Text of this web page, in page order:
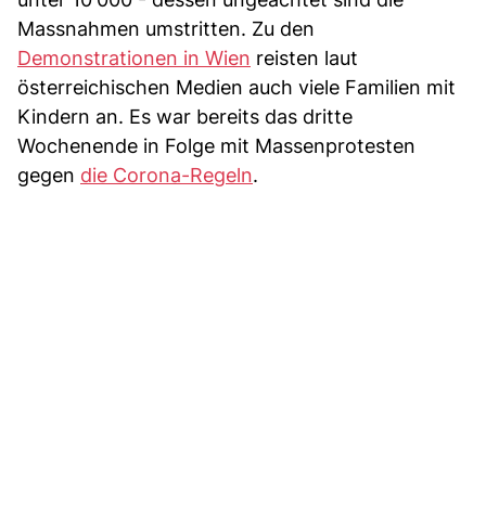
Massnahmen umstritten. Zu den
Demonstrationen in Wien reisten laut
österreichischen Medien auch viele Familien mit
Kindern an. Es war bereits das dritte
Wochenende in Folge mit Massenprotesten
gegen die Corona-Regeln.